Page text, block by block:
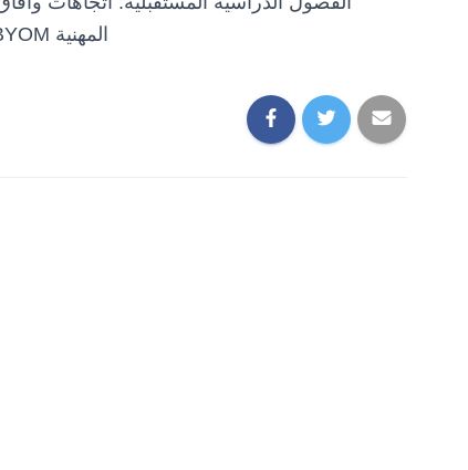
العرض التقديمي اللاسلكي BJCast| حلول BYOD / BYOM المهنية